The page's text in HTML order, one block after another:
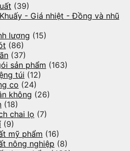
(39)
- Giá nhiệt - Đồng và nhũ
lượng (15)
(86)
(37)
sản phẩm (163)
túi (12)
co (24)
không (26)
(18)
chai lọ (7)
(9)
mỹ phẩm (16)
nông nghiệp (8)